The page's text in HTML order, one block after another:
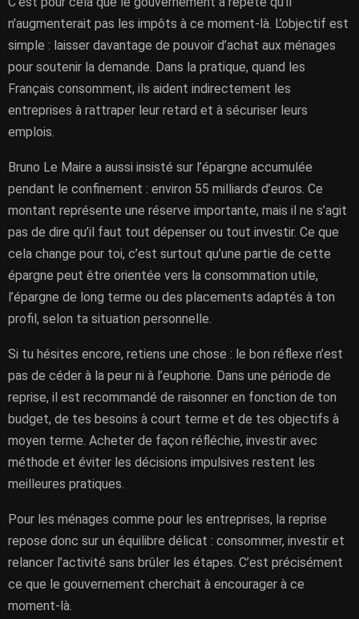
n’augmenterait pas les impôts à ce moment-là. L’objectif est
simple : laisser davantage de pouvoir d’achat aux ménages
pour soutenir la demande. Dans la pratique, quand les
Français consomment, ils aident indirectement les
entreprises à rattraper leur retard et à sécuriser leurs
emplois.
Bruno Le Maire a aussi insisté sur l’épargne accumulée
pendant le confinement : environ 55 milliards d’euros. Ce
montant représente une réserve importante, mais il ne s’agit
pas de dire qu’il faut tout dépenser ou tout investir. Ce que
cela change pour toi, c’est surtout qu’une partie de cette
épargne peut être orientée vers la consommation utile,
l’épargne de long terme ou des placements adaptés à ton
profil, selon ta situation personnelle.
Si tu hésites encore, retiens une chose : le bon réflexe n’est
pas de céder à la peur ni à l’euphorie. Dans une période de
reprise, il est recommandé de raisonner en fonction de ton
budget, de tes besoins à court terme et de tes objectifs à
moyen terme. Acheter de façon réfléchie, investir avec
méthode et éviter les décisions impulsives restent les
meilleures pratiques.
Pour les ménages comme pour les entreprises, la reprise
repose donc sur un équilibre délicat : consommer, investir et
relancer l’activité sans brûler les étapes. C’est précisément
ce que le gouvernement cherchait à encourager à ce
moment-là.